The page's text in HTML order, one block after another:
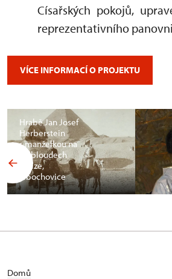
Císařských pokojů,
reprezentativního
VÍCE INFORMACÍ O PROJEKTU
Hrabě Jan Josef
Herberstein
s manželkou na
velbloudech
v Gíze,
Libochovice
Domů